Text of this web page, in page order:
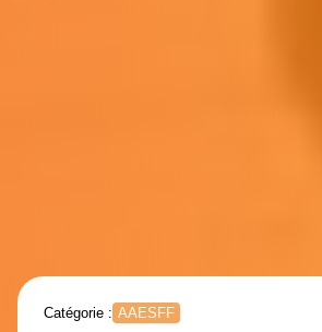
Catégorie : AAESFF